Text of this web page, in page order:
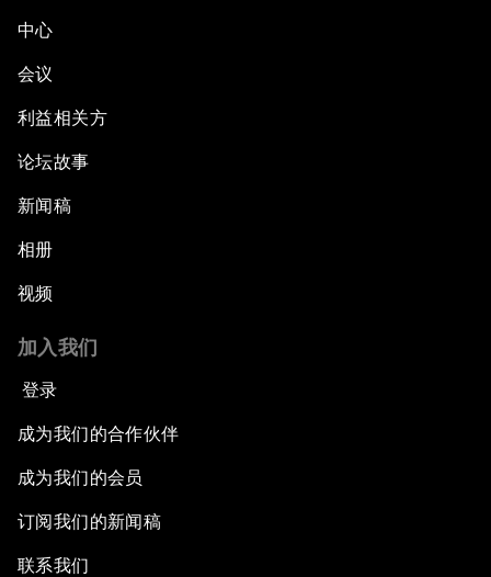
中心
会议
利益相关方
论坛故事
新闻稿
相册
视频
加入我们
登录
成为我们的合作伙伴
成为我们的会员
订阅我们的新闻稿
联系我们